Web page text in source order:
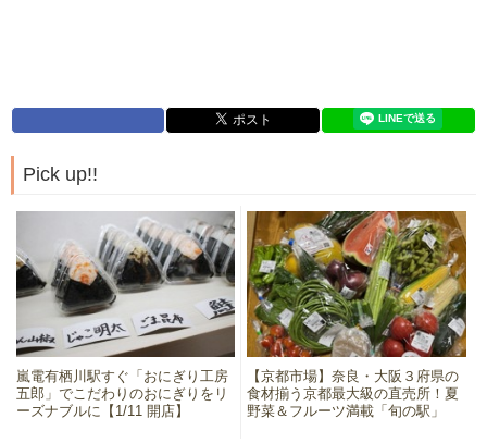
Pick up!!
嵐電有栖川駅すぐ「おにぎり工房
五郎」でこだわりのおにぎりをリ
ーズナブルに【1/11 開店】
【京都市場】奈良・大阪３府県の
食材揃う京都最大級の直売所！夏
野菜＆フルーツ満載「旬の駅」